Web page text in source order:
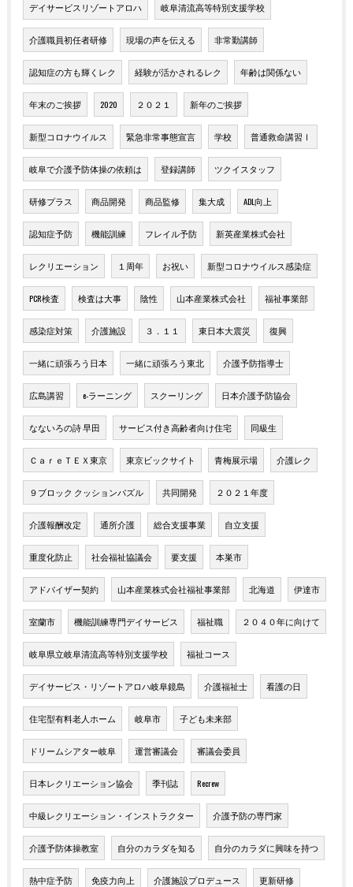
デイサービスリゾートアロハ 岐阜清流高等特別支援学校
介護職員初任者研修 現場の声を伝える 非常勤講師
認知症の方も輝くレク 経験が活かされるレク 年齢は関係ない
年末のご挨拶 2020 ２０２１ 新年のご挨拶
新型コロナウイルス 緊急非常事態宣言 学校 普通救命講習Ⅰ
岐阜で介護予防体操の依頼は 登録講師 ツクイスタッフ
研修プラス 商品開発 商品監修 集大成 ADL向上
認知症予防 機能訓練 フレイル予防 新英産業株式会社
レクリエーション １周年 お祝い 新型コロナウイルス感染症
PCR検査 検査は大事 陰性 山本産業株式会社 福祉事業部
感染症対策 介護施設 ３．１１ 東日本大震災 復興
一緒に頑張ろう日本 一緒に頑張ろう東北 介護予防指導士
広島講習 e-ラーニング スクーリング 日本介護予防協会
なないろの詩 早田 サービス付き高齢者向け住宅 同級生
ＣａｒｅＴＥＸ東京 東京ビックサイト 青梅展示場 介護レク
９ブロック クッションパズル 共同開発 ２０２１年度
介護報酬改定 通所介護 総合支援事業 自立支援
重度化防止 社会福祉協議会 要支援 本巣市
アドバイザー契約 山本産業株式会社福祉事業部 北海道 伊達市
室蘭市 機能訓練専門デイサービス 福祉職 ２０４０年に向けて
岐阜県立岐阜清流高等特別支援学校 福祉コース
デイサービス・リゾートアロハ岐阜鏡島 介護福祉士 看護の日
住宅型有料老人ホーム 岐阜市 子ども未来部
ドリームシアター岐阜 運営審議会 審議会委員
日本レクリエーション協会 季刊誌 Recrew
中級レクリエーション・インストラクター 介護予防の専門家
介護予防体操教室 自分のカラダを知る 自分のカラダに興味を持つ
熱中症予防 免疫力向上 介護施設プロデュース 更新研修